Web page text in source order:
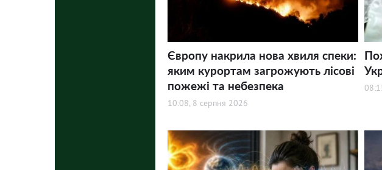
Європу накрила нова хвиля спеки:
яким курортам загрожують лісові
пожежі та небезпека
10:08, 8 серпня 2026